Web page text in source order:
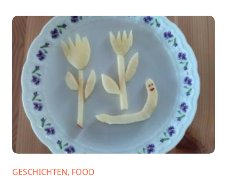
GESCHICHTEN, FOOD